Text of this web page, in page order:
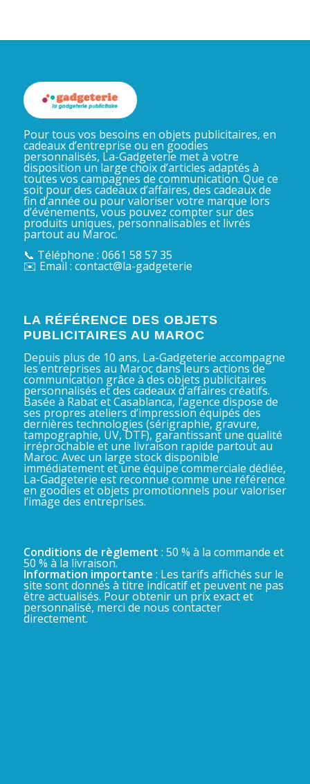
Pour tous vos besoins en objets publicitaires, en
cadeaux d’entreprise ou en goodies
personnalisés, La-Gadgeterie met à votre
disposition un large choix d’articles adaptés à
toutes vos campagnes de communication. Que ce
soit pour des cadeaux d’affaires, des cadeaux de
fin d’année ou pour valoriser votre marque lors
d’événements, vous pouvez compter sur des
produits uniques, personnalisables et livrés
partout au Maroc.
📞 Téléphone : 0661 58 57 35
✉️ Email : contact@la-gadgeterie
LA RÉFÉRENCE DES OBJETS
PUBLICITAIRES AU MAROC
Depuis plus de 10 ans, La-Gadgeterie accompagne
les entreprises au Maroc dans leurs actions de
communication grâce à des objets publicitaires
personnalisés et des cadeaux d’affaires créatifs.
Basée à Rabat et Casablanca, l’agence dispose de
ses propres ateliers d’impression équipés des
dernières technologies (sérigraphie, gravure,
tampographie, UV, DTF), garantissant une qualité
irréprochable et une livraison rapide partout au
Maroc. Avec un large stock disponible
immédiatement et une équipe commerciale dédiée,
La-Gadgeterie est reconnue comme une référence
en goodies et objets promotionnels pour valoriser
l’image des entreprises.
Conditions de règlement : 50 % à la commande et
50 % à la livraison.
Information importante : Les tarifs affichés sur le
site sont donnés à titre indicatif et peuvent ne pas
être actualisés. Pour obtenir un prix exact et
personnalisé, merci de nous contacter
directement.